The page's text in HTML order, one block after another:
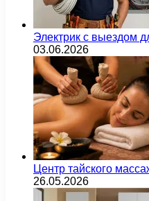
Электрик с выездом
03.06.2026
Центр тайского
26.05.2026